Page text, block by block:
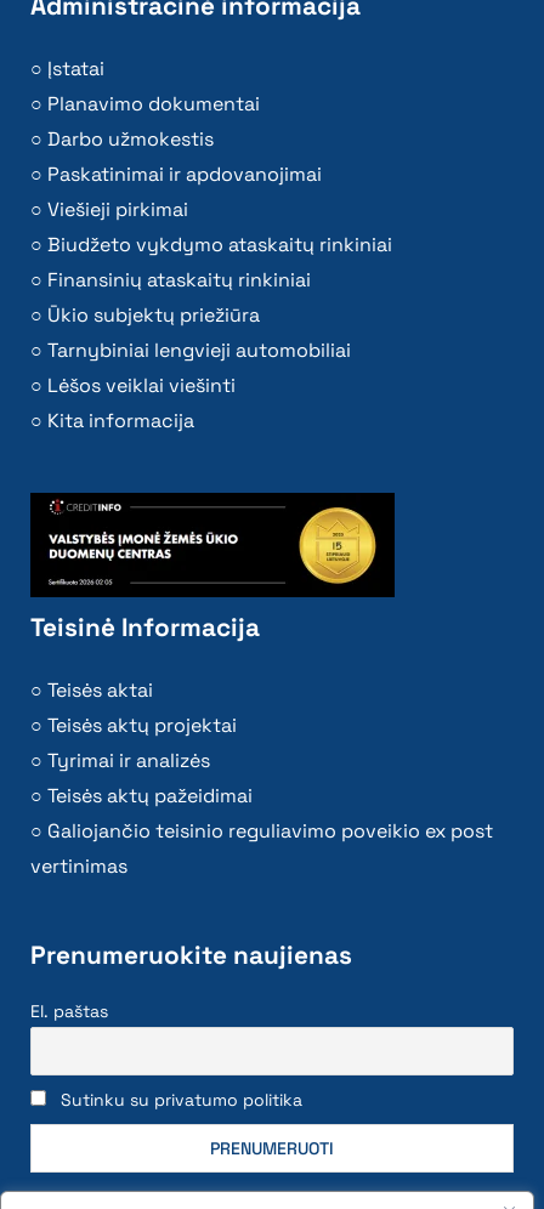
Administracinė informacija
Įstatai
Planavimo dokumentai
Darbo užmokestis
Paskatinimai ir apdovanojimai
Viešieji pirkimai
Biudžeto vykdymo ataskaitų rinkiniai
Finansinių ataskaitų rinkiniai
Ūkio subjektų priežiūra
Tarnybiniai lengvieji automobiliai
Lėšos veiklai viešinti
Kita informacija
Teisinė Informacija
Teisės aktai
Teisės aktų projektai
Tyrimai ir analizės
Teisės aktų pažeidimai
Galiojančio teisinio reguliavimo poveikio ex post
vertinimas
Prenumeruokite naujienas
El. paštas
Sutinku su privatumo politika